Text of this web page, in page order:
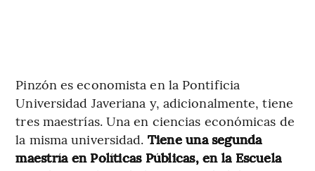
Pinzón es economista en la Pontificia
Universidad Javeriana y, adicionalmente, tiene
tres maestrías. Una en ciencias económicas de
la misma universidad. Tiene una segunda
maestría en Políticas Públicas, en la Escuela